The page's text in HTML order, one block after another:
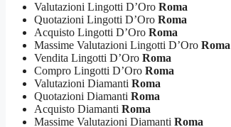
Valutazioni Lingotti D’Oro Roma
Quotazioni Lingotti D’Oro Roma
Acquisto Lingotti D’Oro Roma
Massime Valutazioni Lingotti D’Oro Roma
Vendita Lingotti D’Oro Roma
Compro Lingotti D’Oro Roma
Valutazioni Diamanti Roma
Quotazioni Diamanti Roma
Acquisto Diamanti Roma
Massime Valutazioni Diamanti Roma